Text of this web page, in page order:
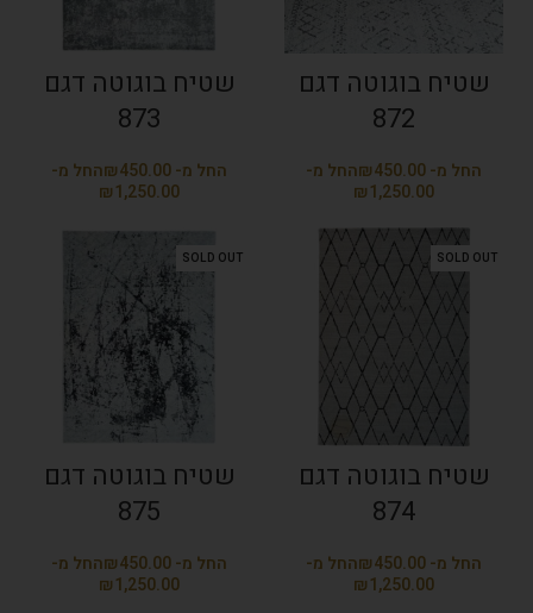
שטיח בוגוטה דגם
872
₪
₪
שטיח בוגוטה דגם
873
₪
₪
SOLD OUT
שטיח בוגוטה דגם
874
₪
₪
SOLD OUT
שטיח בוגוטה דגם
875
₪
₪